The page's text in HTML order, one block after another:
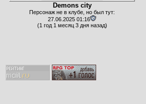
Demons city
Персонаж не в клубе, но был тут:
27.06.2025 01:16
(1 год 1 месяц 3 дня назад)